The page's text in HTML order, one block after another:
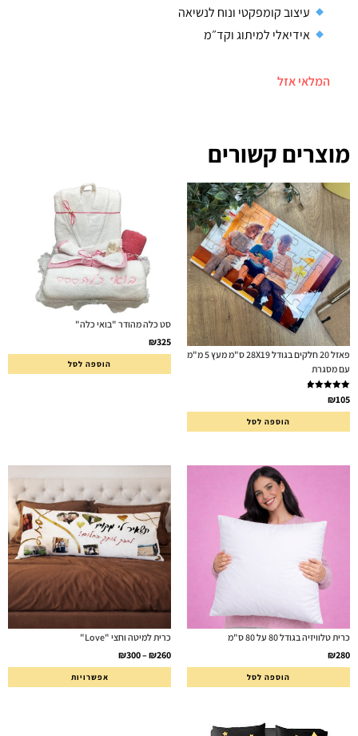
עיצוב קומפקטי ונוח לנשיאה
אידיאלי למיתוג וקד״מ
המלאי אזל
מוצרים קשורים
פאזל 20 חלקים בגודל 28X19 ס"מ מעץ 5 מ"מ
עם מסגרת
דורג5.00
₪105
הוספה לסל
סט כלה מהודר "בואי כלה"
₪325
הוספה לסל
כרית טלוויזיה בגודל 80 על 80 ס"מ
₪280
הוספה לסל
כרית למיטה וחצי "Love"
₪260
–
₪300
אפשרויות